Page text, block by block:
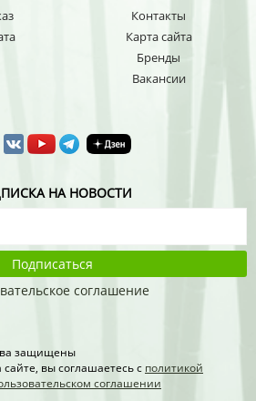
Контакты
Карта сайта
Бренды
Вакансии
НА НОВОСТИ
Подписаться
соглашение
защищены
вы соглашаетесь с политикой
соглашении